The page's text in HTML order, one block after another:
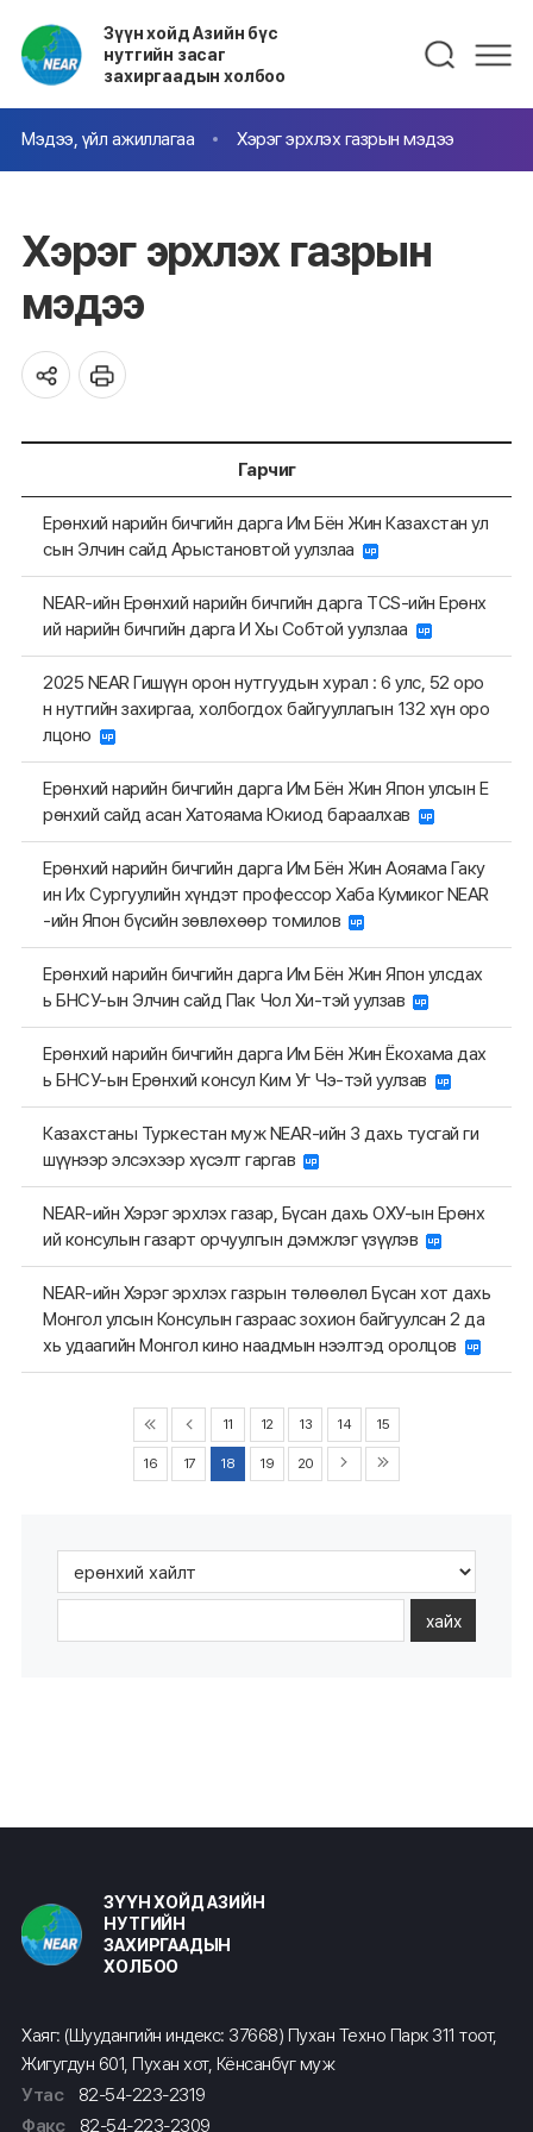
Зүүн хойд Азийн бүс
нутгийн засаг
захиргаадын холбоо
Мэдээ, үйл ажиллагаа Хэрэг эрхлэх газрын мэдээ
Хэрэг эрхлэх газрын
мэдээ
Гарчиг
Ерөнхий нарийн бичгийн дарга Им Бён Жин Казахстан ул
сын Элчин сайд Арыстановтой уулзлаа
NEAR-ийн Ерөнхий нарийн бичгийн дарга TCS-ийн Ерөнх
ий нарийн бичгийн дарга И Хы Собтой уулзлаа
2025 NEAR Гишүүн орон нутгуудын хурал : 6 улс, 52 оро
н нутгийн захиргаа, холбогдох байгууллагын 132 хүн оро
лцоно
Ерөнхий нарийн бичгийн дарга Им Бён Жин Япон улсын Е
рөнхий сайд асан Хатояама Юкиод бараалхав
Ерөнхий нарийн бичгийн дарга Им Бён Жин Аояама Гаку
ин Их Сургуулийн хүндэт профессор Хаба Кумиког NEAR
-ийн Япон бүсийн зөвлөхөөр томилов
Ерөнхий нарийн бичгийн дарга Им Бён Жин Япон улсдах
ь БНСУ-ын Элчин сайд Пак Чол Хи-тэй уулзав
Ерөнхий нарийн бичгийн дарга Им Бён Жин Ёкохама дах
ь БНСУ-ын Ерөнхий консул Ким Уг Чэ-тэй уулзав
Казахстаны Туркестан муж NEAR-ийн 3 дахь тусгай ги
шүүнээр элсэхээр хүсэлт гаргав
NEAR-ийн Хэрэг эрхлэх газар, Бүсан дахь ОХУ-ын Ерөнх
ий консулын газарт орчуулгын дэмжлэг үзүүлэв
NEAR-ийн Хэрэг эрхлэх газрын төлөөлөл Бүсан хот дахь
Монгол улсын Консулын газраас зохион байгуулсан 2 да
хь удаагийн Монгол кино наадмын нээлтэд оролцов
11 12 13 14 15
16 17 18 19 20
хайх
ЗҮҮН ХОЙД АЗИЙН
НУТГИЙН
ЗАХИРГААДЫН
ХОЛБОО
Хаяг: (Шуудангийн индекс: 37668) Пухан Техно Парк 311 тоот,
Жигугдун 601, Пухан хот, Кёнсанбүг муж
Утас
82-54-223-2319
Факс
82-54-223-2309